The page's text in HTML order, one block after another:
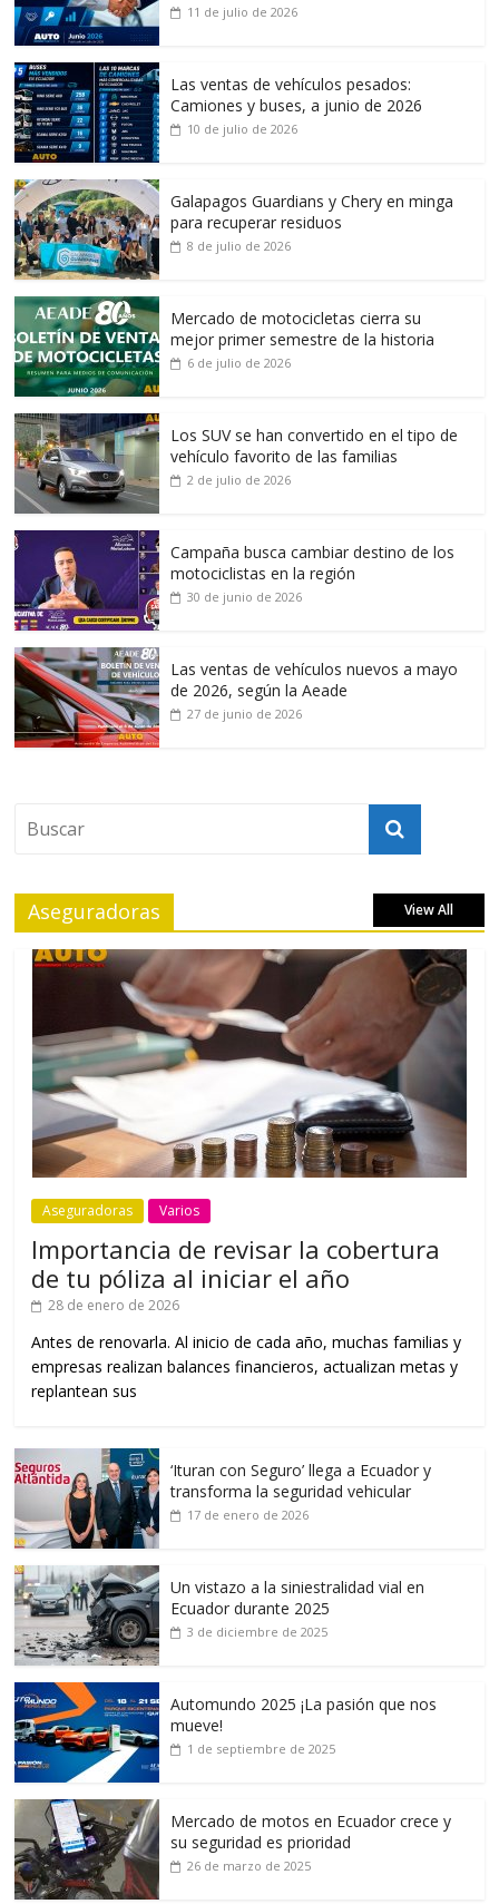
11 de julio de 2026
Las ventas de vehículos pesados:
Camiones y buses, a junio de 2026
10 de julio de 2026
Galapagos Guardians y Chery en minga
para recuperar residuos
8 de julio de 2026
Mercado de motocicletas cierra su
mejor primer semestre de la historia
6 de julio de 2026
Los SUV se han convertido en el tipo de
vehículo favorito de las familias
2 de julio de 2026
Campaña busca cambiar destino de los
motociclistas en la región
30 de junio de 2026
Las ventas de vehículos nuevos a mayo
de 2026, según la Aeade
27 de junio de 2026
Aseguradoras View All
Aseguradoras Varios
Importancia de revisar la cobertura
de tu póliza al iniciar el año
28 de enero de 2026
Antes de renovarla. Al inicio de cada año, muchas familias y
empresas realizan balances financieros, actualizan metas y
replantean sus
‘Ituran con Seguro’ llega a Ecuador y
transforma la seguridad vehicular
17 de enero de 2026
Un vistazo a la siniestralidad vial en
Ecuador durante 2025
3 de diciembre de 2025
Automundo 2025 ¡La pasión que nos
mueve!
1 de septiembre de 2025
Mercado de motos en Ecuador crece y
su seguridad es prioridad
26 de marzo de 2025